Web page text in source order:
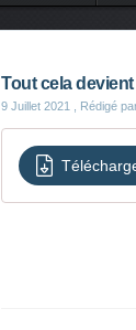
Tout cela
9 Juillet 2021 , Rédigé